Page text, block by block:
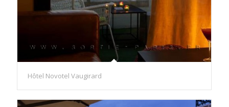
Hôtel Novotel Vaugirard